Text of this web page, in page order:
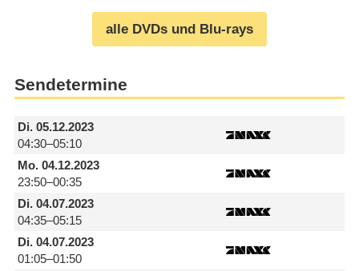
alle DVDs und Blu-rays
Sendetermine
Di.05.12.2023
04:30–05:10
Mo.04.12.2023
23:50–00:35
Di.04.07.2023
04:35–05:15
Di.04.07.2023
01:05–01:50